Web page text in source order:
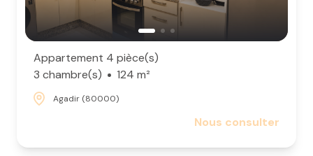
Appartement 4 pièce(s)
3 chambre(s)
124 m²
Agadir (80000)
Nous consulter